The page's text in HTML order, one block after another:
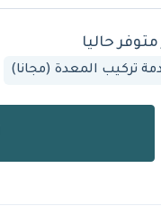
حاليا
تركيب المعدة (مجانا)